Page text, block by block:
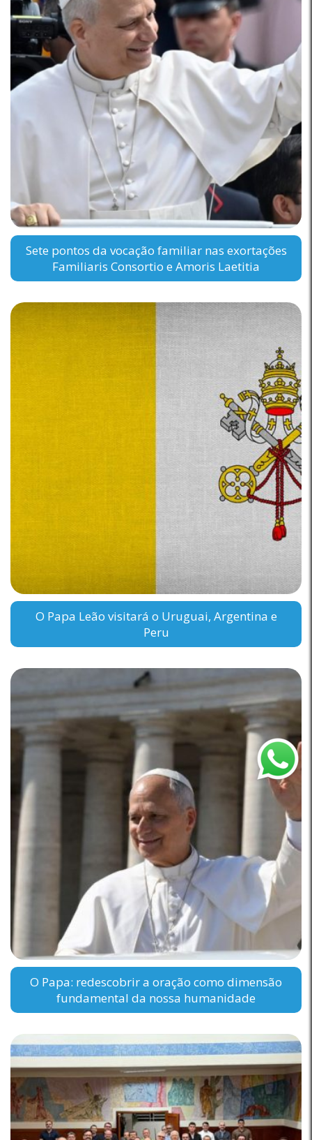
Sete pontos da vocação familiar nas exortações
Familiaris Consortio e Amoris Laetitia
O Papa Leão visitará o Uruguai, Argentina e
Peru
O Papa: redescobrir a oração como dimensão
fundamental da nossa humanidade